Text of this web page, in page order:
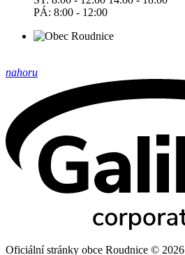
PÁ: 8:00 - 12:00
nahoru
Oficiální stránky obce Roudnice © 2026